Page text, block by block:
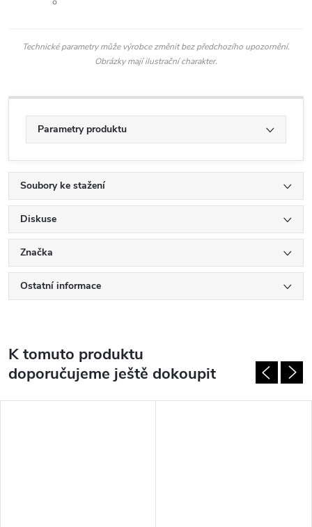
Technické parametry může výrobce změnit bez předchozího upozornění.
Obrázky mají ilustrační charakter.
Parametry produktu
Soubory ke stažení
Diskuse
Značka
Ostatní informace
K tomuto produktu
doporučujeme ještě dokoupit